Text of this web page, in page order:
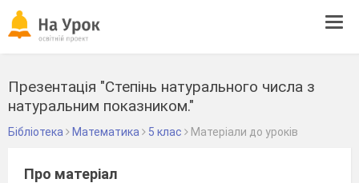
Презентація "Степінь натурального числа з
натуральним показником."
Бібліотека Математика 5 клас Матеріали до уроків
Про матеріал